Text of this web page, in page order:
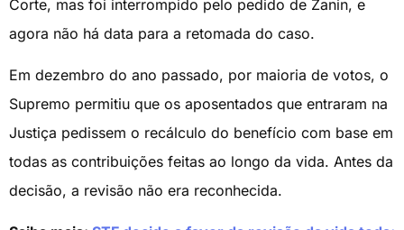
Corte, mas foi interrompido pelo pedido de Zanin, e
agora não há data para a retomada do caso.
Em dezembro do ano passado, por maioria de votos, o
Supremo permitiu que os aposentados que entraram na
Justiça pedissem o recálculo do benefício com base em
todas as contribuições feitas ao longo da vida. Antes da
decisão, a revisão não era reconhecida.